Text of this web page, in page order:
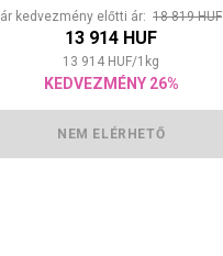
ár kedvezmény előtti ár:18 819 HUF
13 914 HUF
13 914 HUF/1 kg
KEDVEZMÉNY 26%
NEM ELÉRHETŐ